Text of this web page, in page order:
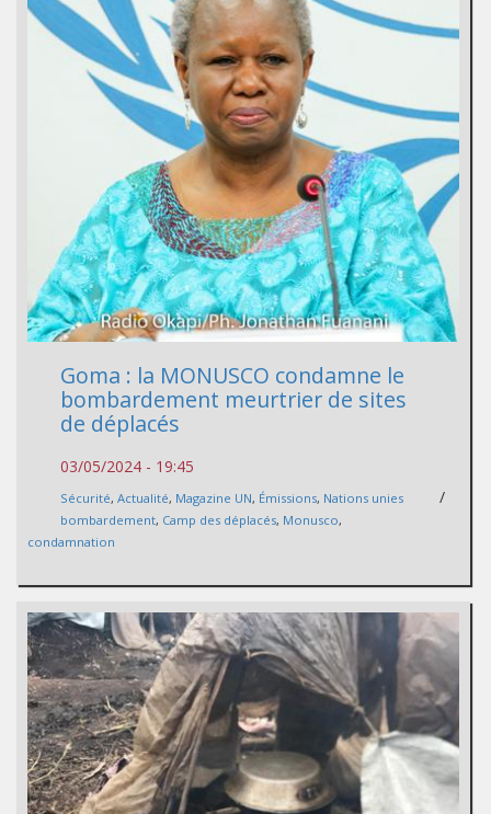
Goma : la MONUSCO condamne le
bombardement meurtrier de sites
de déplacés
03/05/2024 - 19:45
Sécurité, Actualité, Magazine UN, Émissions, Nations unies /
bombardement, Camp des déplacés, Monusco,
condamnation